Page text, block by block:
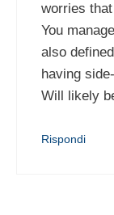
worries
You
also
having
Will likely
Rispondi